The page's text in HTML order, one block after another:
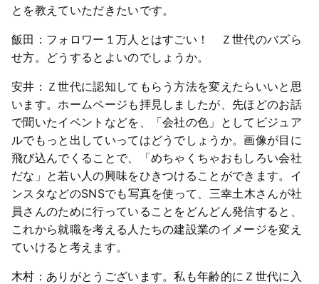
とを教えていただきたいです。
飯田：フォロワー１万人とはすごい！ Ｚ世代のバズら
せ方。どうするとよいのでしょうか。
安井：Ｚ世代に認知してもらう方法を変えたらいいと思
います。ホームページも拝見しましたが、先ほどのお話
で聞いたイベントなどを、「会社の色」としてビジュア
ルでもっと出していってはどうでしょうか。画像が目に
飛び込んでくることで、「めちゃくちゃおもしろい会社
だな」と若い人の興味をひきつけることができます。イ
ンスタなどのSNSでも写真を使って、三幸土木さんが社
員さんのために行っていることをどんどん発信すると、
これから就職を考える人たちの建設業のイメージを変え
ていけると考えます。
木村：ありがとうございます。私も年齢的にＺ世代に入